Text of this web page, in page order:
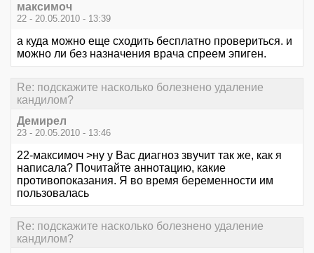
максимоч
22 - 20.05.2010 - 13:39
а куда можно еще сходить бесплатно провериться. и
можно ли без назначения врача спреем эпиген.
Re: подскажите насколько болезнено удаление
кандилом?
Демирел
23 - 20.05.2010 - 13:46
22-максимоч >ну у Вас диагноз звучит так же, как я
написала? Почитайте аннотацию, какие
противопоказания. Я во время беременности им
пользовалась
Re: подскажите насколько болезнено удаление
кандилом?